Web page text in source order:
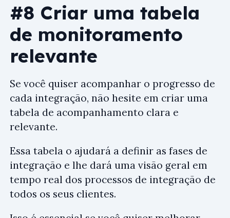
#8 Criar uma tabela
de monitoramento
relevante
Se você quiser acompanhar o progresso de
cada integração, não hesite em criar uma
tabela de acompanhamento clara e
relevante.
Essa tabela o ajudará a definir as fases de
integração e lhe dará uma visão geral em
tempo real dos processos de integração de
todos os seus clientes.